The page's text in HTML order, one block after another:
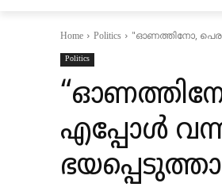
Home Politics "ഓണത്തിനോ,
Politics
എപ്പോൾ